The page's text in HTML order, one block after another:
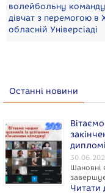
волейбольну команду
дівчат з перемогою в
обласній Універсіаді
Останні новини
Шановні
Читати